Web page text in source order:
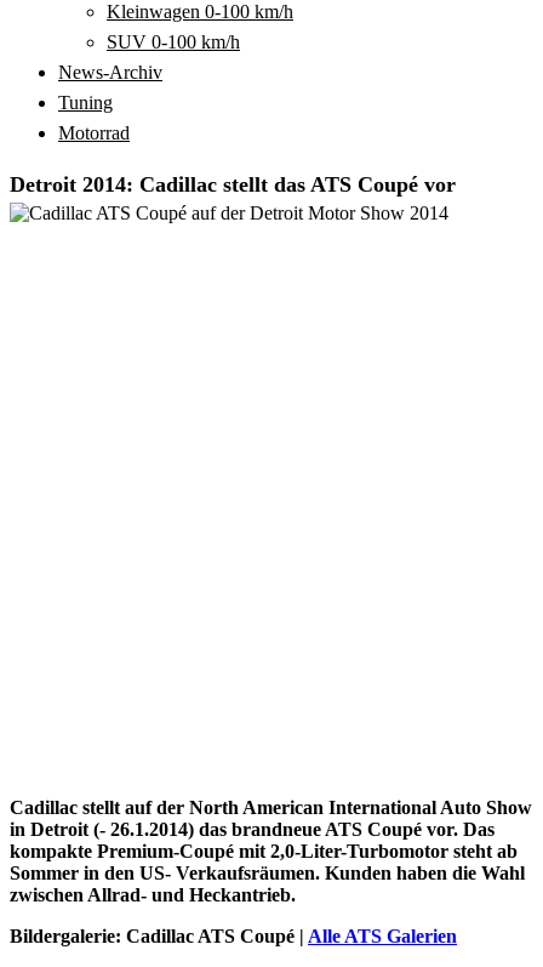
Kleinwagen 0-100 km/h
SUV 0-100 km/h
News-Archiv
Tuning
Motorrad
Detroit 2014: Cadillac stellt das ATS Coupé vor
Cadillac stellt auf der North American International Auto Show
in Detroit (- 26.1.2014) das brandneue ATS Coupé vor. Das
kompakte Premium-Coupé mit 2,0-Liter-Turbomotor steht ab
Sommer in den US- Verkaufsräumen. Kunden haben die Wahl
zwischen Allrad- und Heckantrieb.
Bildergalerie: Cadillac ATS Coupé | Alle ATS Galerien